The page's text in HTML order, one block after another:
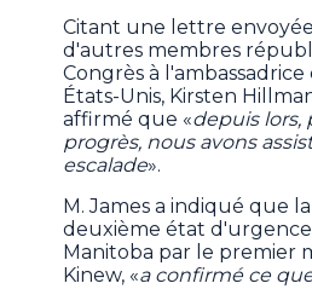
Citant une lettre
d'autres membres
Congrès à
États-Unis, Kirsten
affirmé que «depuis lors,
progrès, nous avons
escalade».
M. James a indiqué que
deuxième état d'urgence
Manitoba par le premier
Kinew, «a confirmé ce